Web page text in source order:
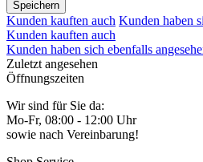
Speichern
Kunden kauften auch Kunden haben
Kunden kauften auch
Kunden haben sich ebenfalls
Zuletzt angesehen
Öffnungszeiten
Wir sind für Sie da:
Mo-Fr, 08:00 - 12:00 Uhr
sowie nach Vereinbarung!